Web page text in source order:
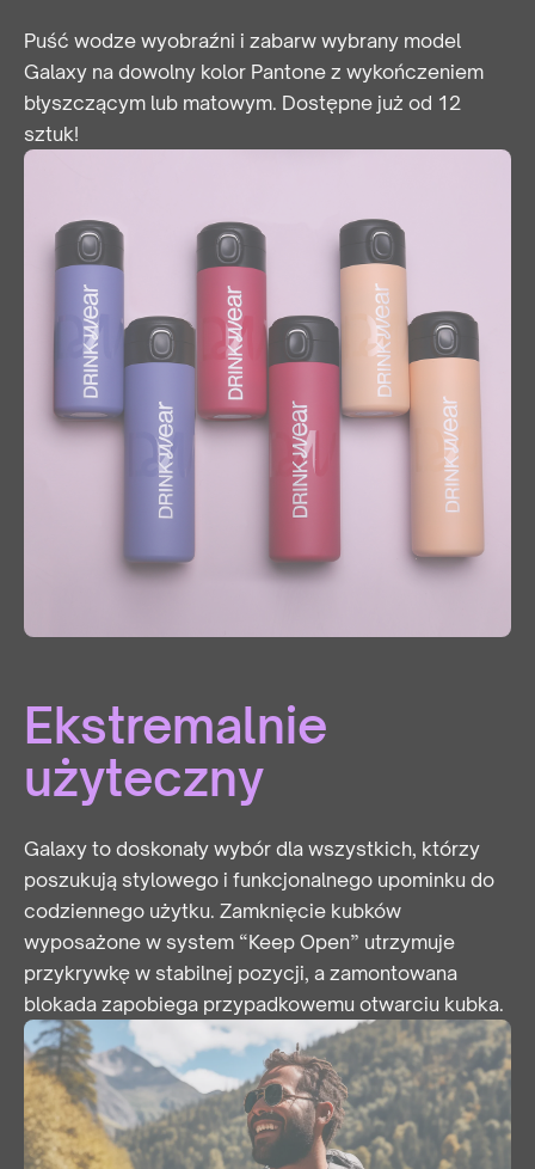
Puść wodze wyobraźni i zabarw wybrany model
Galaxy na dowolny kolor Pantone z wykończeniem
błyszczącym lub matowym. Dostępne już od 12
sztuk!
Ekstremalnie
użyteczny
Galaxy to doskonały wybór dla wszystkich, którzy
poszukują stylowego i funkcjonalnego upominku do
codziennego użytku. Zamknięcie kubków
wyposażone w system “Keep Open” utrzymuje
przykrywkę w stabilnej pozycji, a zamontowana
blokada zapobiega przypadkowemu otwarciu kubka.